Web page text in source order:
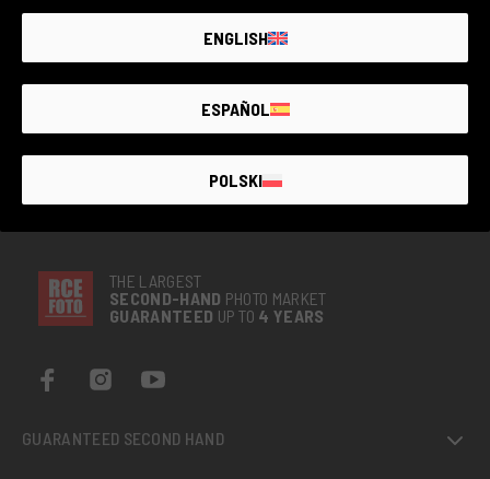
THE LARGEST
SECOND-HAND PHOTO MARKET
GUARANTEED UP TO 4 YEARS
GUARANTEED SECOND HAND
ENGLISH
ESPAÑOL
POLSKI